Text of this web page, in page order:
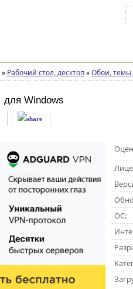
» Рабочий стол, десктоп » Обои,
для Windows
ОС: